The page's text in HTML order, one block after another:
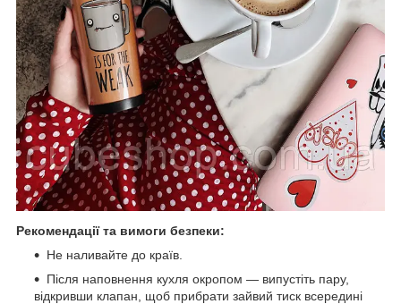
Рекомендації та вимоги безпеки:
Не наливайте до країв.
Після наповнення кухля окропом — випустіть пару,
відкривши клапан, щоб прибрати зайвий тиск всередині